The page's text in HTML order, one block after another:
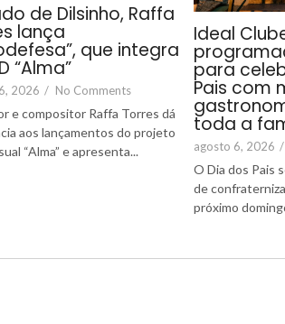
de Dilsinho, Raffa
lança
que integra
“Alma”
2026 / No Comments
e compositor Raffa Torres dá
aos lançamentos do projeto
“Alma” e apresenta...
Ideal
para
Pais com
toda a
agosto 6, 2026 /
O Dia dos Pais
de
próximo